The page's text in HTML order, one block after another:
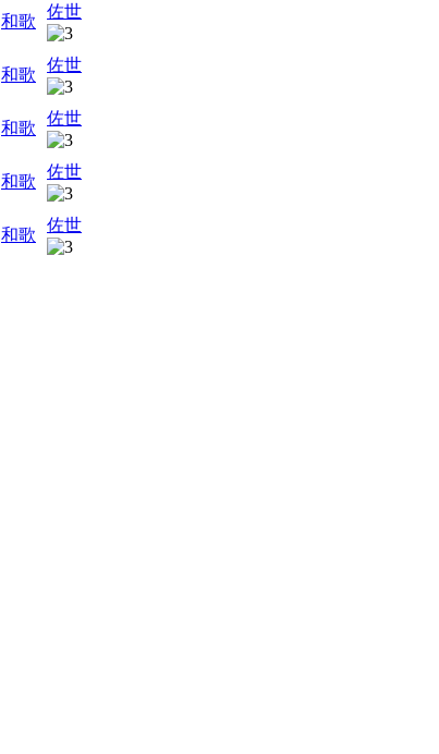
和歌
佐世
和歌
佐世
和歌
佐世
和歌
佐世
和歌
佐世